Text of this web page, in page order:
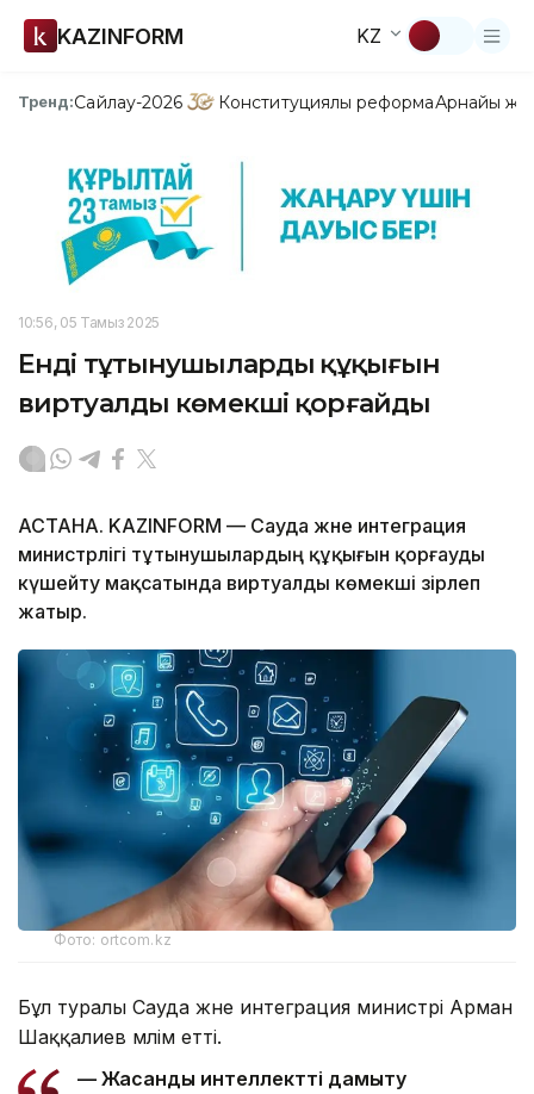
KAZINFORM KZ
Тренд:Сайлау-2026 Конституциялық реформаАрнайы
10:56, 05 Тамыз 2025
Енді тұтынушылардың құқығын
виртуалды көмекші қорғайды
АСТАНА. KAZINFORM — Сауда және интеграция
министрлігі тұтынушылардың құқығын қорғауды
күшейту мақсатында виртуалды көмекші әзірлеп
жатыр.
Фото: ortcom.kz
Бұл туралы Сауда және интеграция министрі Арман
Шаққалиев мәлім етті.
— Жасанды интеллектті дамыту